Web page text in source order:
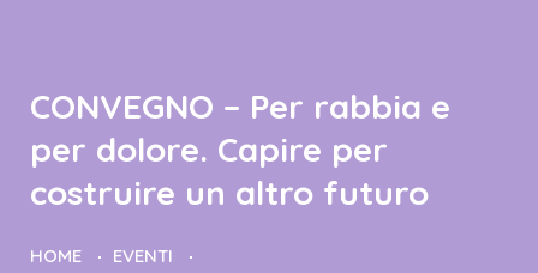
CONVEGNO – Per rabbia e
per dolore. Capire per
costruire un altro futuro
HOME
EVENTI